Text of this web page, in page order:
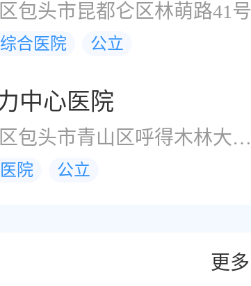
包头市昆都仑区林萌路41号
综合医院 公立
中心医院
内蒙古自治区包头市青山区呼得木林大街89号
院 公立
更多